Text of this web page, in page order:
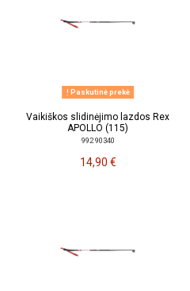
Paskutinė prekė
Vaikiškos slidinėjimo lazdos Rex
APOLLO (115)
992 90340
14,90 €